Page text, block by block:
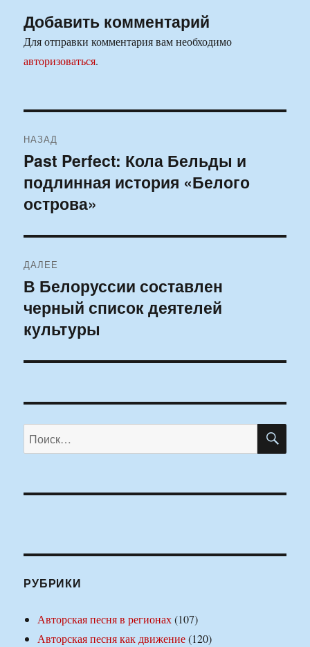
Добавить комментарий
Для отправки комментария вам необходимо
авторизоваться.
по
записям
НАЗАД
Предыдущая
запись:
Past Perfect: Кола Бельды и
подлинная история «Белого
острова»
ДАЛЕЕ
Следующая
запись:
В Белоруссии составлен
черный список деятелей
культуры
Искать:
РУБРИКИ
Авторская песня в регионах(107)
Авторская песня как движение(120)